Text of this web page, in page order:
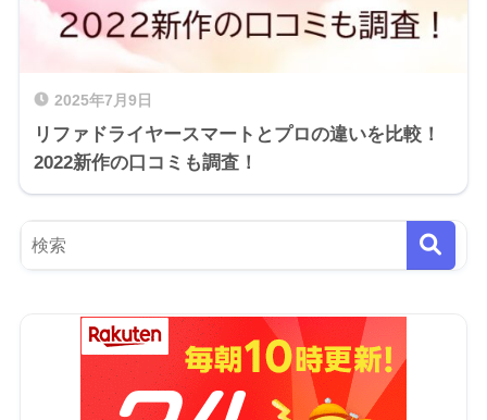
2025年7月9日
リファドライヤースマートとプロの違いを比較！
2022新作の口コミも調査！